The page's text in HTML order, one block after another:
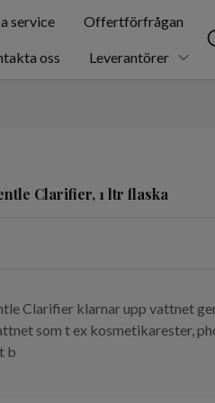
service Offertförfrågan
oss Leverantörer
Clarifier, 1 ltr flaska
Clarifier klarnar upp vattnet
som t ex kosmetikarester,
b